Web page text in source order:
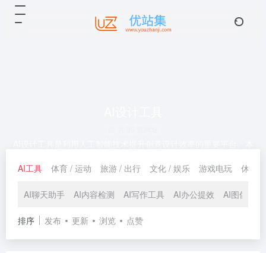
图片生成、海报设计、图像编辑等多种应用场景，帮助用户快速完
AI设计工具轻松实现创意表达，提升设计效率与灵感输出。
AI工具 体育 / 运动 旅游 / 出行 文化 / 娱乐 游戏电玩 休闲 /
AI聊天助手 AI内容检测 AI写作工具 AI办公提效 AI图像工具
排序 发布 更新 浏览 点赞